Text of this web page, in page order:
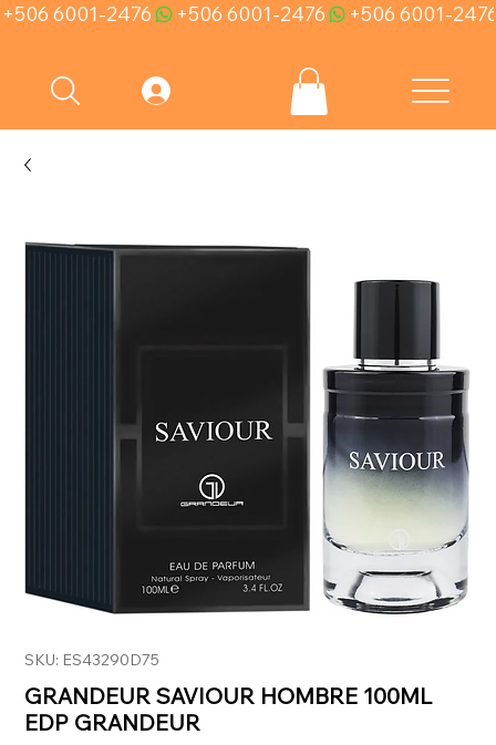
+506 6001-2476
SKU: ES43290D75
GRANDEUR SAVIOUR HOMBRE 100ML
EDP GRANDEUR